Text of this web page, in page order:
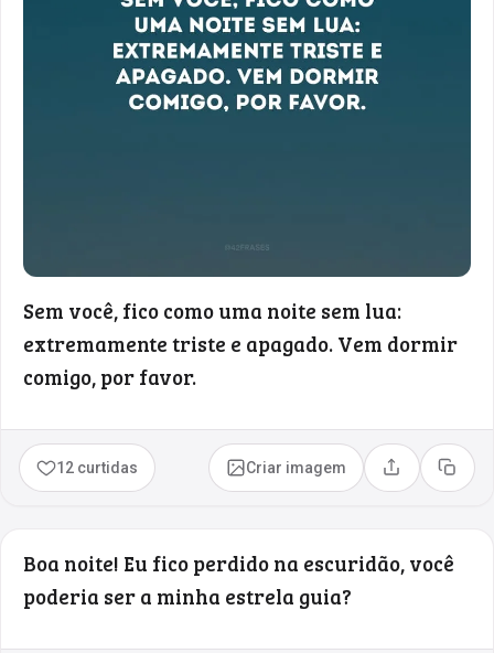
Sem você, fico como uma noite sem lua:
extremamente triste e apagado. Vem dormir
comigo, por favor.
12 curtidas Criar imagem Compartilhar
Copiar
Boa noite! Eu fico perdido na escuridão, você
poderia ser a minha estrela guia?